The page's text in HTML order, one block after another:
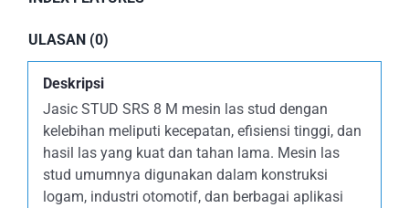
ULASAN (0)
Deskripsi
Jasic STUD SRS 8 M mesin las stud dengan
kelebihan meliputi kecepatan, efisiensi tinggi, dan
hasil las yang kuat dan tahan lama. Mesin las
stud umumnya digunakan dalam konstruksi
logam, industri otomotif, dan berbagai aplikasi